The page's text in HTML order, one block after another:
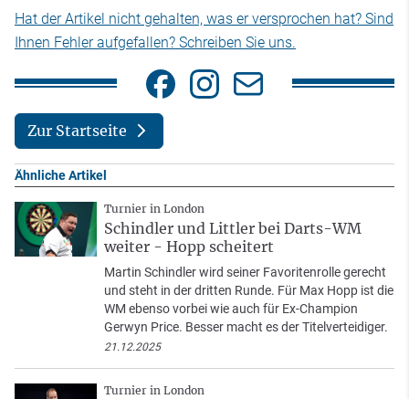
Hat der Artikel nicht gehalten, was er versprochen hat? Sind
Ihnen Fehler aufgefallen? Schreiben Sie uns.
Zur Startseite
Ähnliche Artikel
Turnier in London
Schindler und Littler bei Darts-WM
weiter - Hopp scheitert
Martin Schindler wird seiner Favoritenrolle gerecht
und steht in der dritten Runde. Für Max Hopp ist die
WM ebenso vorbei wie auch für Ex-Champion
Gerwyn Price. Besser macht es der Titelverteidiger.
21.12.2025
Turnier in London